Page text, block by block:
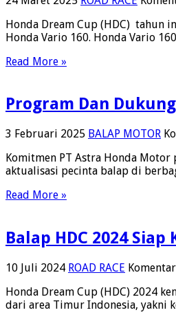
Honda Dream Cup (HDC) tahun
Honda Vario 160. Honda Vario
Read More »
Program Dan
3 Februari 2025 BALAP MOTOR
Komitmen PT Astra Honda
aktualisasi pecinta balap di
Read More »
Balap HDC 2024
10 Juli 2024 ROAD RACE
Honda Dream Cup (HDC) 2024
dari area Timur Indonesia, yakni